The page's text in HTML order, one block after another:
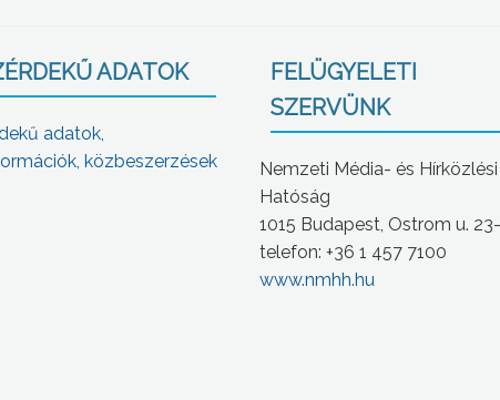
ADATOK
adatok,
közbeszerzések
FELÜGYELETI
SZERVÜNK
Nemzeti Média- és Hírközlési
Hatóság
1015 Budapest, Ostrom u.
telefon: +36 1 457 7100
www.nmhh.hu